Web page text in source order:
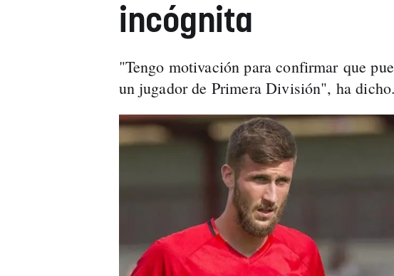
incógnita
"Tengo motivación para confirmar que
un jugador de Primera División", ha dicho.